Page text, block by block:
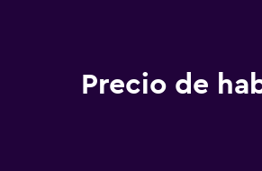
Precio de